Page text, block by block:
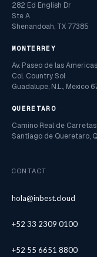
282 Ed English Dr
Ste A
Shenandoah, TX 77385
MONTERREY
Av. Paseo de las
Col. Country Sol
Guadalupe, N.L., Mexico
QUERETARO
Camino Real de
Santiago de Queretaro,
CONTACT
hola@inbest.cloud
+52 33 2309 0100
+52 55 6651 8800